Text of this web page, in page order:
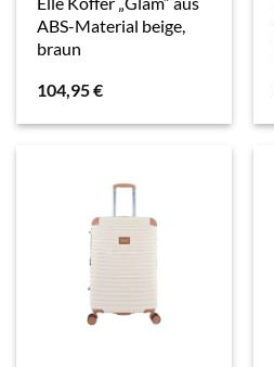
ABS-Material beige,
braun
104,95€